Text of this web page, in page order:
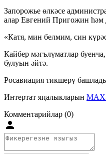
Запорожье өлкәсе
алар Евгений Пригожин
«Катя, мин белмим, син
Кайбер мәгълүматлар
булуын әйтә.
Росавиация тикшерү
Интертат яңалыкларын
Комментарийлар (0)